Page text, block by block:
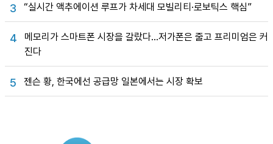
3 “실시간 액추에이션 루프가 차세대 모빌리티·로보틱스 핵심”
4
메모리가 스마트폰 시장을 갈랐다…저가폰은 줄고 프리미엄은 커
진다
5 젠슨 황, 한국에선 공급망 일본에서는 시장 확보